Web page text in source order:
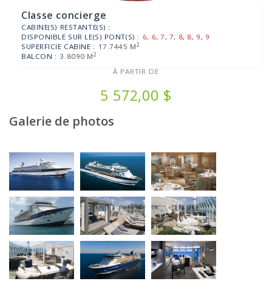
Classe concierge
CABINE(S) RESTANTE(S) :
DISPONIBLE SUR LE(S) PONT(S) : 6, 6,7, 7, 8, 8, 9, 9
SUPERFICIE CABINE : 17.7445 M2
BALCON : 3.8090 M2
À PARTIR DE
5 572,00 $
Galerie de photos